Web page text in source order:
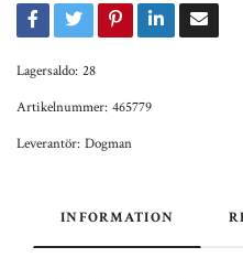
Lagersaldo: 28
Artikelnummer: 465779
Leverantör: Dogman
INFORMATION